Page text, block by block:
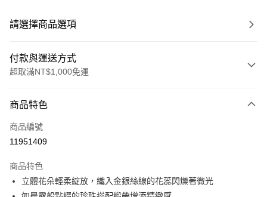
請選擇商品選項
付款與運送方式
超取滿NT$1,000免運
信用卡一次付款
信用卡分期付款
合作金庫商業銀行
華南商業銀行
彰化商業銀行
6 期 0 利率 每期
超商取貨付款
商品特色
商品編號
11951409
商品特色
立體花朵輕柔綻放，織入金銀絲線的花蕊閃爍著微光